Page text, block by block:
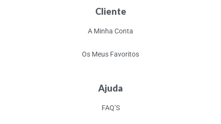
Cliente
A Minha Conta
Os Meus Favoritos
Ajuda
FAQ’S